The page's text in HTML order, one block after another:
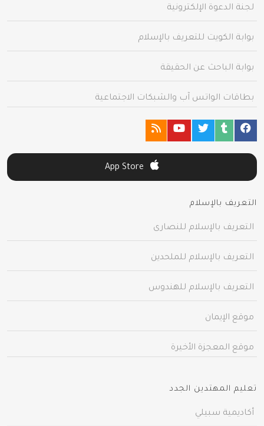
لجنة الدعوة الإلكترونية
بوابة الكويت للتعريف بالإسلام
بوابة الباحث عن الحقيقة
بطاقات الواتس آب والشبكات الاجتماعية
التعريف بالإسلام
التعريف بالإسلام للنصارى
التعريف بالإسلام للملحدين
التعريف بالإسلام للهندوس
موقع الإيمان
موقع المعجزة الأخيرة
تعليم المهتدين الجدد
أكاديمية سبيلي